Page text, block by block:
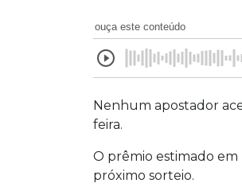
ouça este conteúdo
Nenhum apostador
feira.
O prêmio estimado em
próximo sorteio.